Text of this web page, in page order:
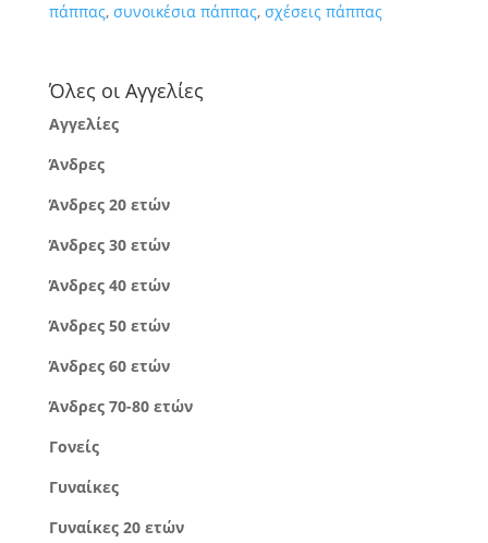
πάππας, συνοικέσια πάππας, σχέσεις πάππας
Όλες οι Αγγελίες
Αγγελίες
Άνδρες
Άνδρες 20 ετών
Άνδρες 30 ετών
Άνδρες 40 ετών
Άνδρες 50 ετών
Άνδρες 60 ετών
Άνδρες 70-80 ετών
Γονείς
Γυναίκες
Γυναίκες 20 ετών